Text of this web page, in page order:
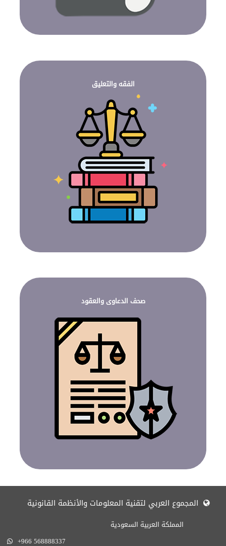
الفقه والتعليق
صحف الدعاوى والعقود
المجموع العربي لتقنية المعلومات والأنظمة القانونية
المملكة العربية السعودية
+966 568888337